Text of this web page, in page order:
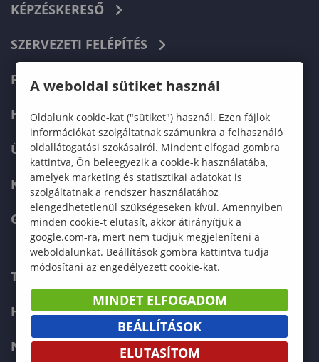
KÉPZÉSKERESŐ
SZERVEZETI FELÉPÍTÉS
FELVÉTELIZŐKNEK
HALLGATÓKNAK
ÜZLETI PARTNEREKNEK
KARRIER
GREEN UNIVERSITY
TELEFONKÖNYV
HIBABEJELENTÉS
NEPTUN
A weboldal sütiket használ
Oldalunk cookie-kat ("sütiket") használ. Ezen fájlok
információkat szolgáltatnak számunkra a felhasználó
oldallátogatási szokásairól. Mindent elfogad gombra
kattintva, Ön beleegyezik a cookie-k használatába,
amelyek marketing és statisztikai adatokat is
szolgáltatnak a rendszer használatához
elengedhetetlenül szükségeseken kívül. Amennyiben
minden cookie-t elutasít, akkor átirányítjuk a
google.com-ra, mert nem tudjuk megjeleníteni a
weboldalunkat. Beállítások gombra kattintva tudja
módosítani az engedélyezett cookie-kat.
MINDET ELFOGADOM
BEÁLLÍTÁSOK
ELUTASÍTOM